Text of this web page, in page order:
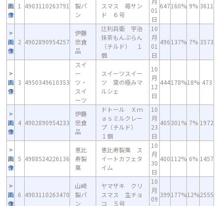
画
像
1 4903110263791
製パ
ン
スマス 苺サン
ド ６号
01
日
647160% 9% 3611
画
像
2 4902890954257
伊藤
忠食
品
辻利兵衛 宇治
抹茶もんぶらん
（チルド） １
個
10
月
01
日
496137% 7% 3573
画
像
3 4950349610353
スイ
ー
ツ・
スイ
ーツ
スイーツスイー
ツ 窯の極みマ
ルシェ
10
月
12
日
444178%18% 473
画
像
4 4902890954233
伊藤
忠食
品
ドトール Ｘｍ
ａｓミルクレー
プ（チルド）
１個
10
月
23
日
405301% 7% 1972
画
像
5 4988524226136
恵比
寿製
菓
恵比寿製菓 ス
イートカフェタ
イム
10
月
30
日
400112% 6% 1457
画
像
6 4903110263470
山崎
製パ
ン
ヤマザキ クリ
スマス 生チョ
コ ５号
10
月
09
399177%12%2555